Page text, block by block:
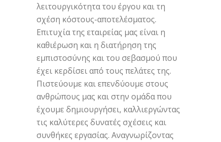
λειτουργικότητα του έργου και τη
σχέση κόστους-αποτελέσματος.
Επιτυχία της εταιρείας μας είναι η
καθιέρωση και η διατήρηση της
εμπιστοσύνης και του σεβασμού που
έχει κερδίσει από τους πελάτες της.
Πιστεύουμε και επενδύουμε στους
ανθρώπους μας και στην ομάδα που
έχουμε δημιουργήσει, καλλιεργώντας
τις καλύτερες δυνατές σχέσεις και
συνθήκες εργασίας. Αναγνωρίζοντας